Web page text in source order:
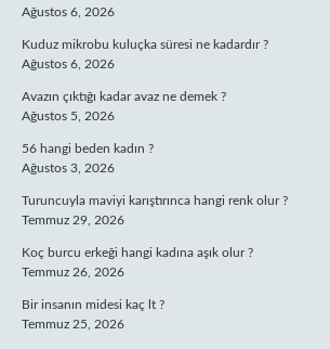
Ağustos 6, 2026
Kuduz mikrobu kuluçka süresi ne kadardır ?
Ağustos 6, 2026
Avazın çıktığı kadar avaz ne demek ?
Ağustos 5, 2026
56 hangi beden kadın ?
Ağustos 3, 2026
Turuncuyla maviyi karıştırınca hangi renk olur ?
Temmuz 29, 2026
Koç burcu erkeği hangi kadına aşık olur ?
Temmuz 26, 2026
Bir insanın midesi kaç lt ?
Temmuz 25, 2026